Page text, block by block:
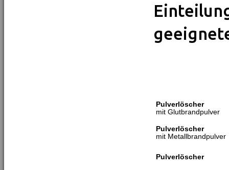
Pulverlöscher
mit Glutbrandpulver
Pulverlöscher
mit Metallbrandpulver
Pulverlöscher